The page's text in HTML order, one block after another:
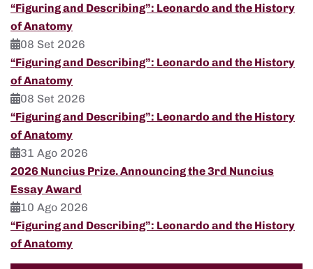
“Figuring and Describing”: Leonardo and the History
of Anatomy
08 Set 2026
“Figuring and Describing”: Leonardo and the History
of Anatomy
08 Set 2026
“Figuring and Describing”: Leonardo and the History
of Anatomy
31 Ago 2026
2026 Nuncius Prize. Announcing the 3rd Nuncius
Essay Award
10 Ago 2026
“Figuring and Describing”: Leonardo and the History
of Anatomy